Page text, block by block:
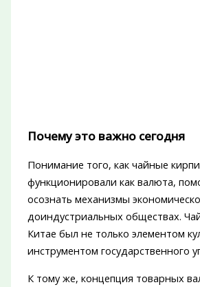
Почему это важно сегодня
Понимание того, как чайные
функционировали как валюта,
осознать механизмы
доиндустриальных обществах.
Китае был не только элементом
инструментом государственного
К тому же, концепция товарных